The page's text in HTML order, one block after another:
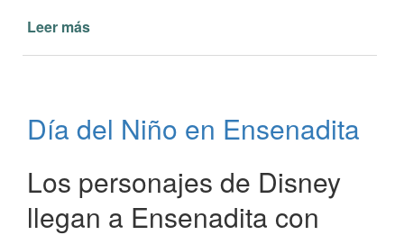
Leer más
de
la
realiza
controles
Día del Niño en Ensenadita
Los personajes de Disney
llegan a Ensenadita con